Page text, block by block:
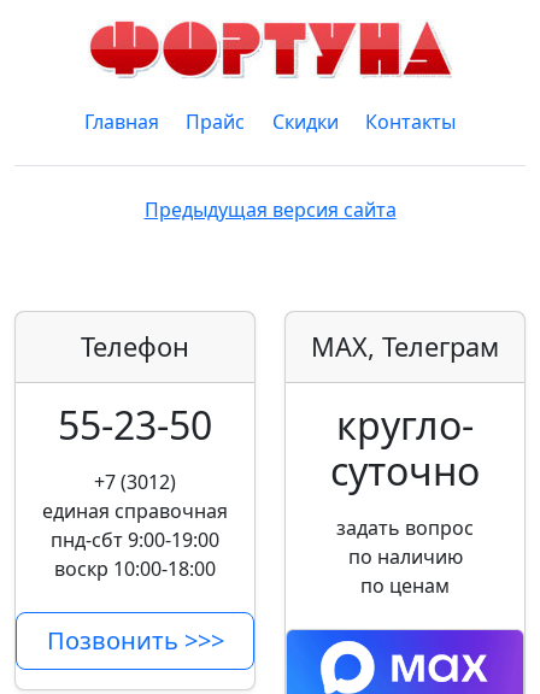
Главная Прайс Скидки Контакты
Предыдущая версия сайта
Телефон
55-23-50
+7 (3012)
единая справочная
пнд-сбт 9:00-19:00
воскр 10:00-18:00
Позвонить >>>
MAX, Телеграм
кругло­
суточно
задать вопрос
по наличию
по ценам